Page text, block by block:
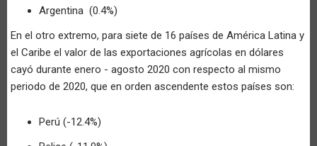
Argentina (0.4%)
En el otro extremo, para siete de 16 países de América Latina y
el Caribe el valor de las exportaciones agrícolas en dólares
cayó durante enero - agosto 2020 con respecto al mismo
periodo de 2020, que en orden ascendente estos países son:
Perú (-12.4%)